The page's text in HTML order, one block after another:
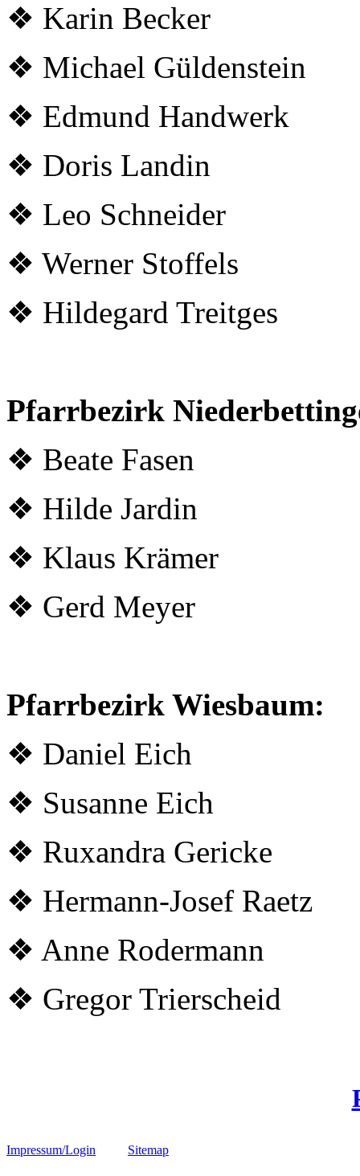
❖ Karin Becker
❖ Michael Güldenstein
❖ Edmund Handwerk
❖ Doris Landin
❖ Leo Schneider
❖ Werner Stoffels
❖ Hildegard Treitges
Pfarrbezirk
❖ Beate Fasen
❖ Hilde Jardin
❖ Klaus Krämer
❖ Gerd Meyer
Pfarrbezirk Wiesbaum:
❖ Daniel Eich
❖ Susanne Eich
❖ Ruxandra Gericke
❖ Hermann-Josef Raetz
❖ Anne Rodermann
❖ Gregor Trierscheid
Impressum/Login Sitemap